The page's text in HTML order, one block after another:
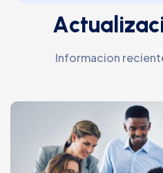
Actua izac
Informacion